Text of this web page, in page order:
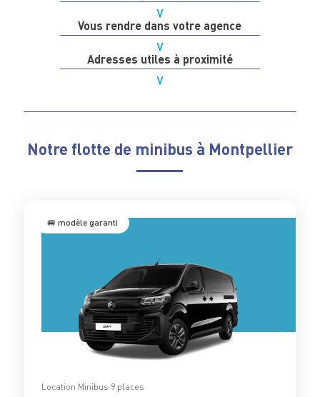
Vous rendre dans votre agence
Adresses utiles à proximité
Notre flotte de minibus à Montpellier
🚐 modèle garanti
Location Minibus 9 places